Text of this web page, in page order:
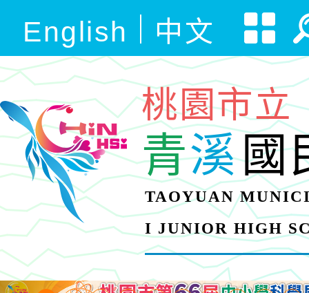
English 中文
桃園市立
青溪國
TAOYUAN
I JUNIOR HIGH